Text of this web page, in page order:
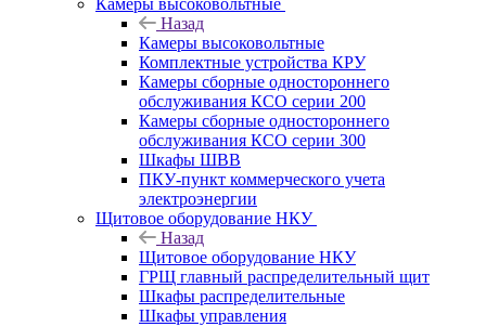
Камеры высоковольтные
Назад
Камеры высоковольтные
Комплектные устройства КРУ
Камеры сборные одностороннего
обслуживания КСО серии 200
Камеры сборные одностороннего
обслуживания КСО серии 300
Шкафы ШВВ
ПКУ-пункт коммерческого учета
электроэнергии
Щитовое оборудование НКУ
Назад
Щитовое оборудование НКУ
ГРЩ главный распределительный щит
Шкафы распределительные
Шкафы управления